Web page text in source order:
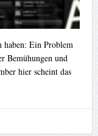
haben: Ein Problem
Bemühungen und